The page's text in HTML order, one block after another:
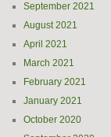
September 2021
August 2021
April 2021
March 2021
February 2021
January 2021
October 2020